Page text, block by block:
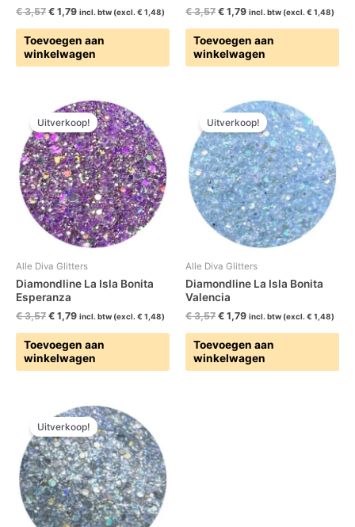
€3,57 € 1,79 incl. btw (excl. € 1,48)
Toevoegen aan
winkelwagen
€3,57 € 1,79 incl. btw (excl. € 1,48)
Toevoegen aan
winkelwagen
Uitverkoop!
Alle Diva Glitters
Diamondline La Isla Bonita
Esperanza
€3,57
Oorspronkelijke
prijs
was:
€ 3,57.
€ 1,79
Huidige
prijs
is:
€ 1,79.
incl. btw (excl. € 1,48)
Toevoegen aan
winkelwagen
Uitverkoop!
Alle Diva Glitters
Diamondline La Isla Bonita
Valencia
€3,57
Oorspronkelijke
prijs
was:
€ 3,57.
€ 1,79
Huidige
prijs
is:
€ 1,79.
incl. btw (excl. € 1,48)
Toevoegen aan
winkelwagen
Uitverkoop!
Oorspronkelijke
prijs
was:
€ 3,57.
Huidige
prijs
is:
€ 1,79.